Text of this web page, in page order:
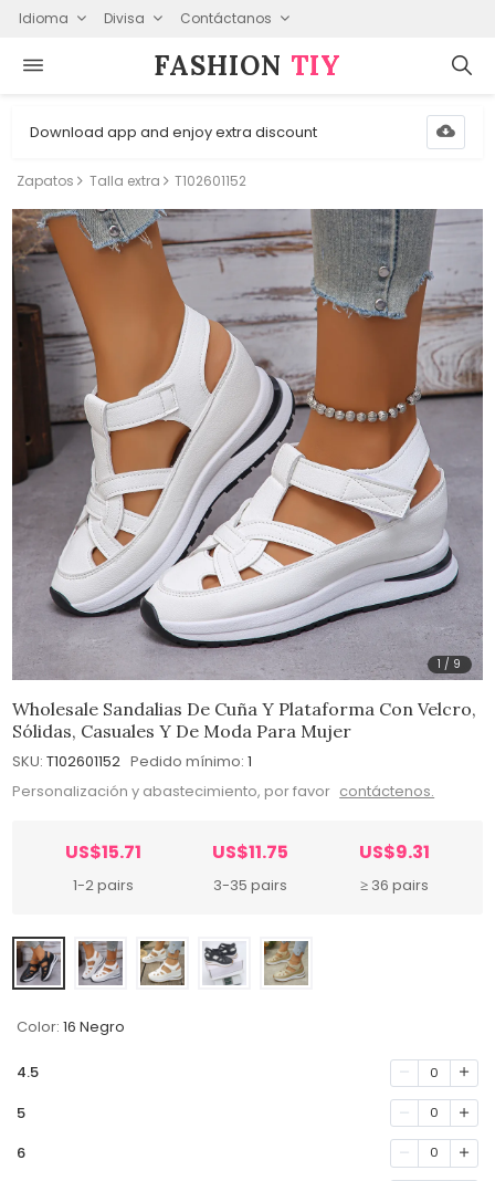
Idioma Divisa Contáctanos
FASHION⁠ TIY
Download app and enjoy extra discount
Zapatos Talla extra T102601152
1 / 9
Wholesale Sandalias De Cuña Y Plataforma Con Velcro,
Sólidas, Casuales Y De Moda Para Mujer
SKU: T102601152 Pedido mínimo: 1
Personalización y abastecimiento, por favor contáctenos.
US$15.71
1-2 pairs
US$11.75
3-35 pairs
US$9.31
≥ 36 pairs
Color: 16 Negro
4.5 0
5 0
6 0